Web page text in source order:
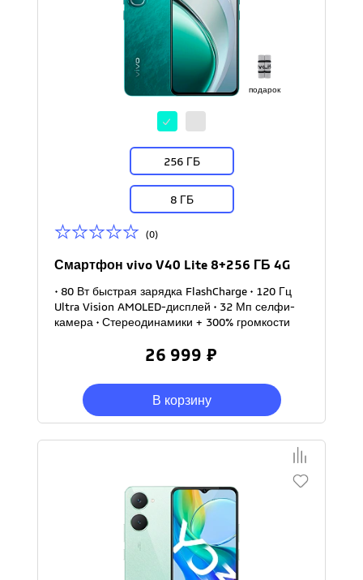
подарок
256 ГБ
8 ГБ
(0)
Смартфон vivo V40 Lite 8+256 ГБ 4G
• 80 Вт быстрая зарядка FlashCharge • 120 Гц
Ultra Vision AMOLED-дисплей • 32 Мп селфи-
камера • Стереодинамики + 300% громкости
26 999 ₽
В корзину